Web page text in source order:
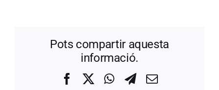
Pots compartir aquesta
informació.
FacebookWhatsApp
Telegram
Correo